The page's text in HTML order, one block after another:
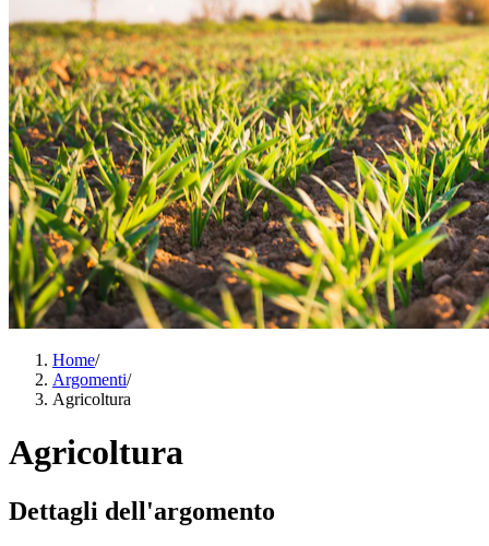
Home/
Argomenti/
Agricoltura
Agricoltura
Dettagli dell'argomento